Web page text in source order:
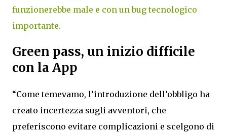
funzionerebbe male e con un bug tecnologico
importante.
Green pass, un inizio difficile
con la App
“Come temevamo, l’introduzione dell’obbligo ha
creato incertezza sugli avventori, che
preferiscono evitare complicazioni e scelgono di